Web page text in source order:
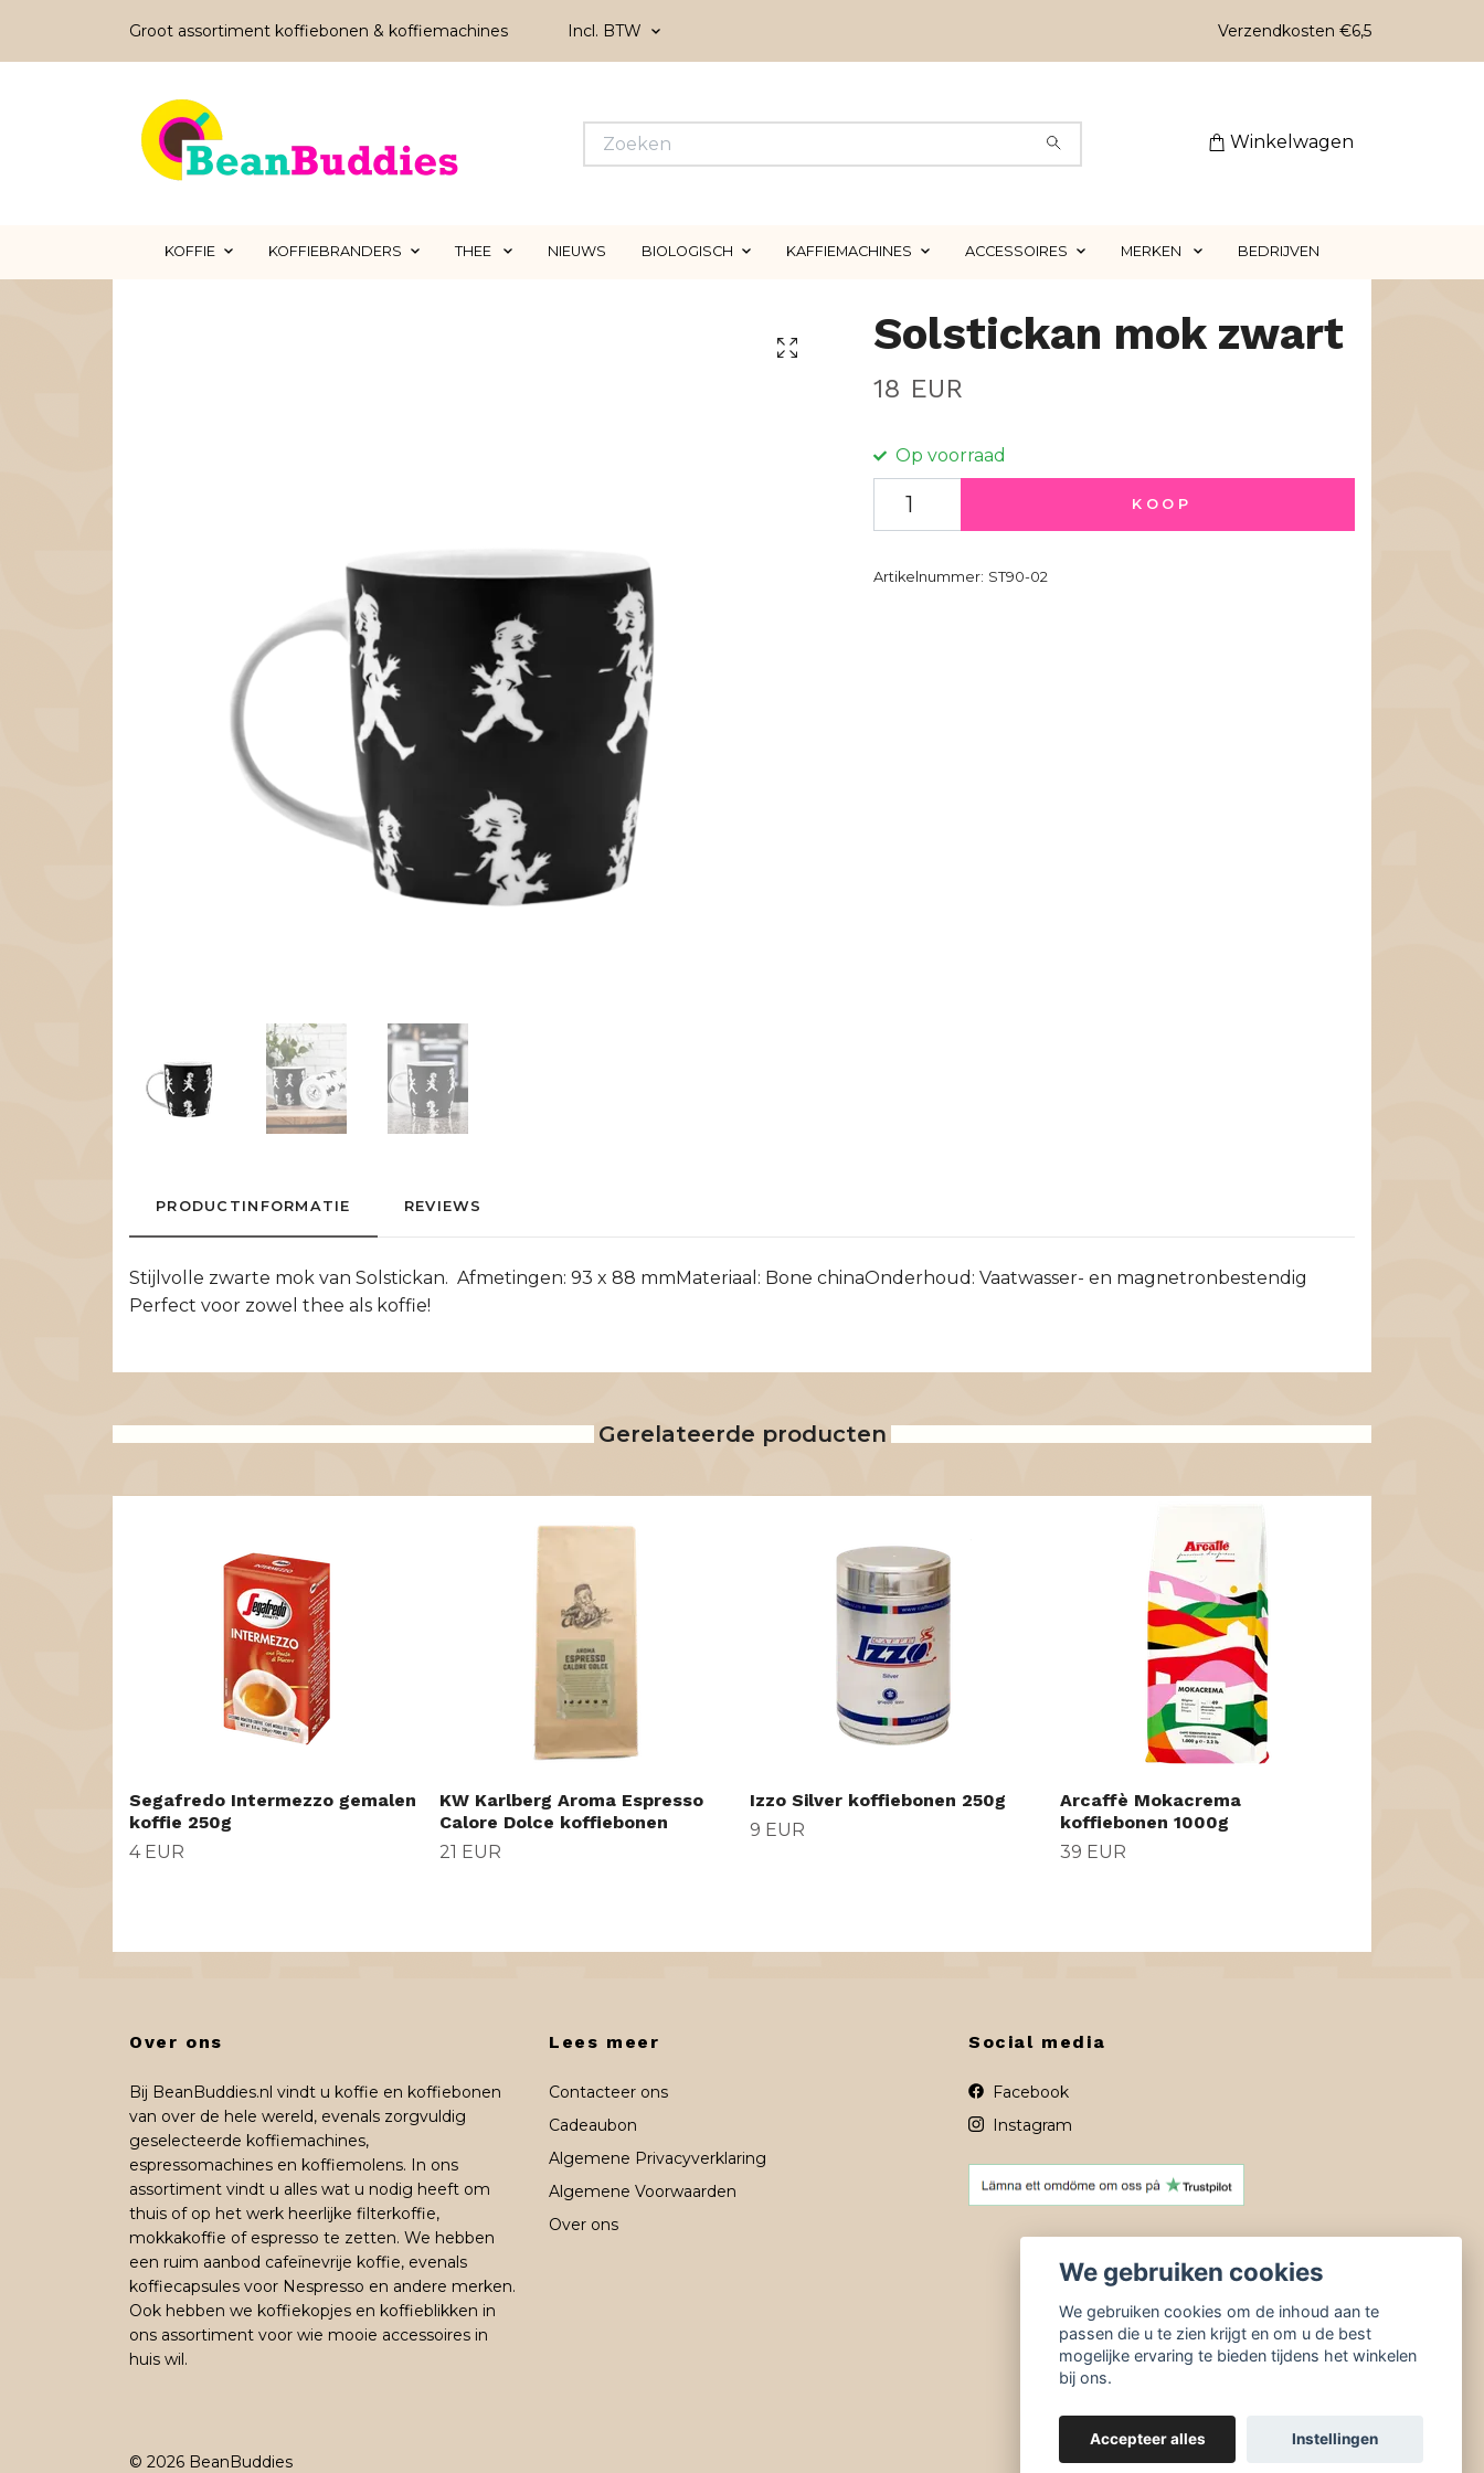
Groot assortiment koffiebonen & koffiemachines Incl. BTW Verzendkosten €6,5
Winkelwagen
KOFFIE KOFFIEBRANDERS THEE NIEUWS BIOLOGISCH KAFFIEMACHINES ACCESSOIRES MERKEN BEDRIJVEN
Solstickan mok zwart
18 EUR
Op voorraad
KOOP
Artikelnummer: ST90-02
PRODUCTINFORMATIE REVIEWS
Stijlvolle zwarte mok van Solstickan. Afmetingen: 93 x 88 mmMateriaal: Bone chinaOnderhoud: Vaatwasser- en magnetronbestendig
Perfect voor zowel thee als koffie!
Gerelateerde producten
Segafredo Intermezzo gemalen
koffie 250g
4 EUR
KW Karlberg Aroma Espresso
Calore Dolce koffiebonen
21 EUR
Izzo Silver koffiebonen 250g
9 EUR
Arcaffè Mokacrema
koffiebonen 1000g
39 EUR
Over ons
Bij BeanBuddies.nl vindt u koffie en koffiebonen
van over de hele wereld, evenals zorgvuldig
geselecteerde koffiemachines,
espressomachines en koffiemolens. In ons
assortiment vindt u alles wat u nodig heeft om
thuis of op het werk heerlijke filterkoffie,
mokkakoffie of espresso te zetten. We hebben
een ruim aanbod cafeïnevrije koffie, evenals
koffiecapsules voor Nespresso en andere merken.
Ook hebben we koffiekopjes en koffieblikken in
ons assortiment voor wie mooie accessoires in
huis wil.
Lees meer
Contacteer ons
Cadeaubon
Algemene Privacyverklaring
Algemene Voorwaarden
Over ons
Social media
Facebook
Instagram
© 2026 BeanBuddies
We gebruiken cookies
We gebruiken cookies om de inhoud aan te
passen die u te zien krijgt en om u de best
mogelijke ervaring te bieden tijdens het winkelen
bij ons.
Accepteer alles Instellingen